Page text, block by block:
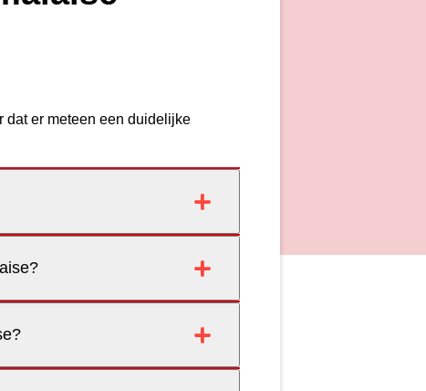
dat er meteen een duidelijke